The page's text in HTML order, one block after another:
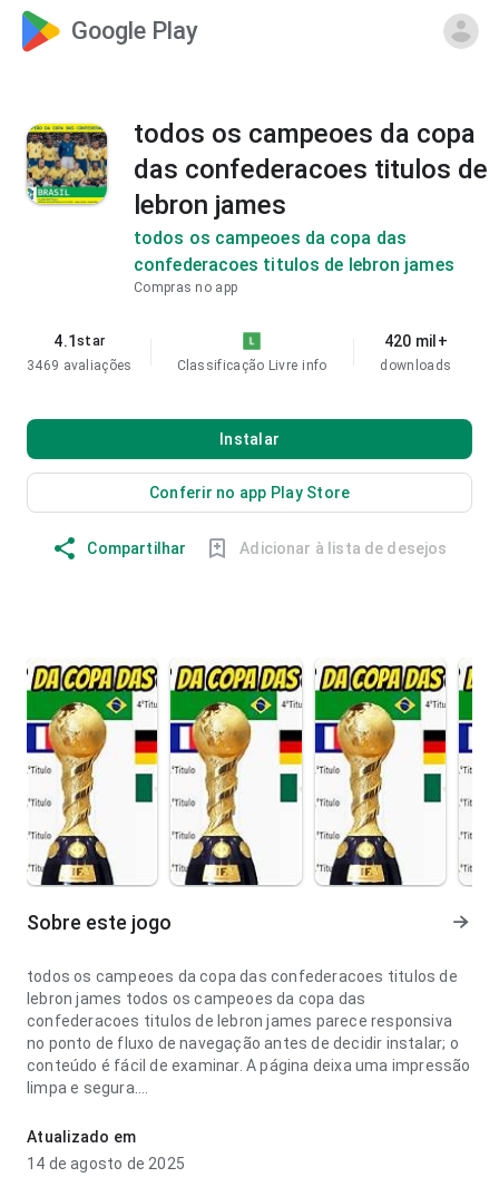
Google Play
todos os campeoes da copa
das confederacoes titulos de
lebron james
todos os campeoes da copa das
confederacoes titulos de lebron james
Compras no app
4.1star
3469 avaliações
Classificação Livre info
420 mil+
downloads
Instalar
Conferir no app Play Store
Compartilhar Adicionar à lista de desejos
Sobre este jogo
todos os campeoes da copa das confederacoes titulos de
lebron james todos os campeoes da copa das
confederacoes titulos de lebron james parece responsiva
no ponto de fluxo de navegação antes de decidir instalar; o
conteúdo é fácil de examinar. A página deixa uma impressão
limpa e segura.
todos os campeoes da copa das confederacoes titulos de
lebron james parece fácil de entender no ponto de fluxo de
navegação ao voltar para a página depois; o conteúdo é fácil
Atualizado em
14 de agosto de 2025